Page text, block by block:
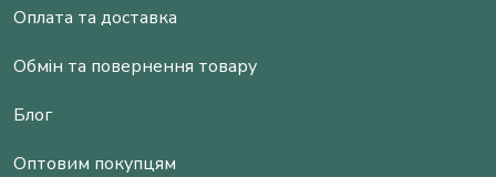
Оплата та доставка
Обмін та повернення товару
Блог
Оптовим покупцям